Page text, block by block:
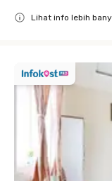
Lihat info lebih